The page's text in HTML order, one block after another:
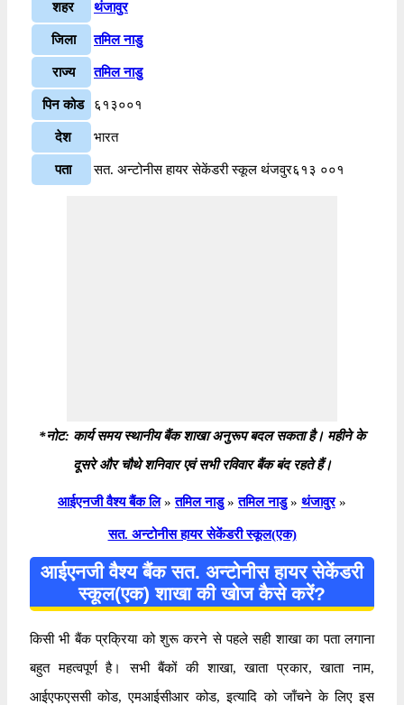
शहर थंजावुर
जिला तमिल नाडु
राज्य तमिल नाडु
पिन कोड ६१३००१
देश भारत
पता सत. अन्टोनीस हायर सेकेंडरी स्कूल थंजवुर६१३ ००१
*नोट: कार्य समय स्थानीय बैंक शाखा अनुरूप बदल सकता है। महीने के
दूसरे और चौथे शनिवार एवं सभी रविवार बैंक बंद रहते हैं।
आईएनजी वैश्य बैंक लि » तमिल नाडु » तमिल नाडु » थंजावुर »
सत. अन्टोनीस हायर सेकेंडरी स्कूल(एक)
आईएनजी वैश्य बैंक सत. अन्टोनीस हायर सेकेंडरी
स्कूल(एक) शाखा की खोज कैसे करें?
किसी भी बैंक प्रक्रिया को शुरू करने से पहले सही शाखा का पता लगाना
बहुत महत्वपूर्ण है। सभी बैंकों की शाखा, खाता प्रकार, खाता नाम,
आईएफएससी कोड, एमआईसीआर कोड, इत्यादि को जाँचने के लिए इस